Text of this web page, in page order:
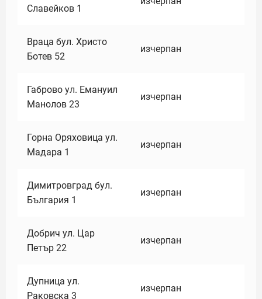
Славейков 1
Враца бул. Христо
Ботев 52
изчерпан
Габрово ул. Емануил
Манолов 23
изчерпан
Горна Оряховица ул.
Мадара 1
изчерпан
Димитровград бул.
България 1
изчерпан
Добрич ул. Цар
Петър 22
изчерпан
Дупница ул.
Раковска 3
изчерпан